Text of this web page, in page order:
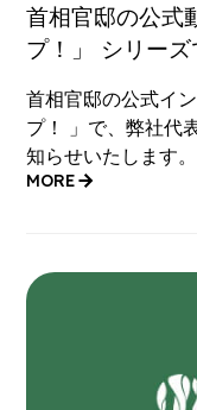
首相官邸の公式
プ！」 シリー
首相官邸の公式イ
プ！ 」で、弊社代
知らせいたします
MORE